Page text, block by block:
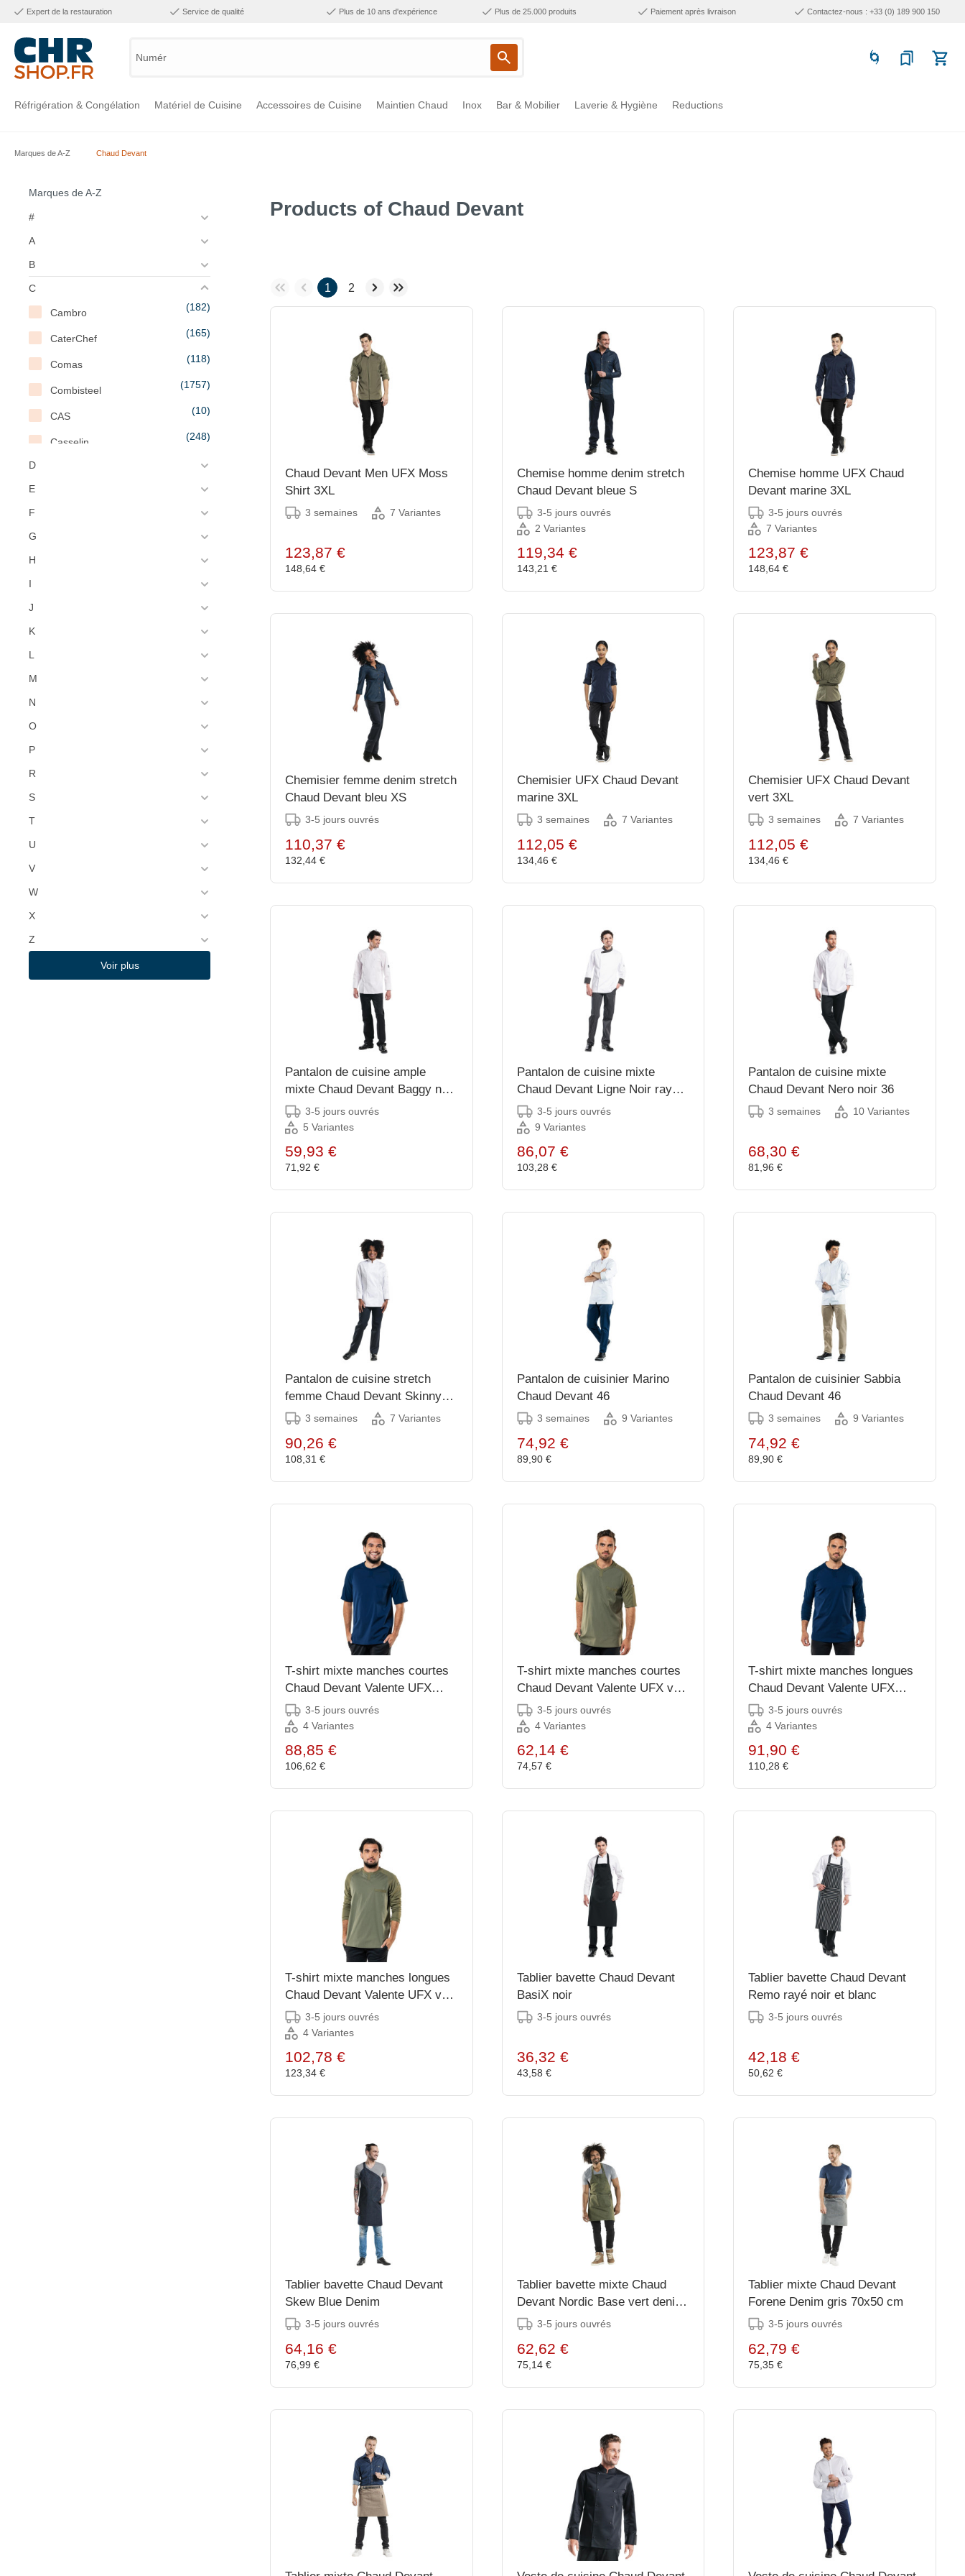
Expert de la restauration Service de qualité Plus de 10 ans d'expérience Plus de 25.000 produits Paiement après livraison Contactez-nous : +33 (0) 189 900 150
Numéro
Réfrigération & Congélation Matériel de Cuisine Accessoires de Cuisine Maintien Chaud Inox Bar & Mobilier Laverie & Hygiène Reductions
Marques de A-Z Chaud Devant
Marques de A-Z
#
A
B
C
(182)
Cambro
(165)
CaterChef
(118)
Comas
(1757)
Combisteel
(10)
CAS
(248)
Casselin
(26)
(6)
(17)
(82)
(2)
(4)
(5)
(618)
(145)
(3)
(1)
(9)
D
E
F
G
H
I
J
K
L
M
N
O
P
R
S
T
U
V
W
X
Z
Voir plus
Products of Chaud Devant
1 2
Chaud Devant Men UFX Moss
Shirt 3XL
3 semaines 7 Variantes
123,87 €
148,64 €
Chemise homme denim stretch
Chaud Devant bleue S
3-5 jours ouvrés
2 Variantes
119,34 €
143,21 €
Chemise homme UFX Chaud
Devant marine 3XL
3-5 jours ouvrés
7 Variantes
123,87 €
148,64 €
Chemisier femme denim stretch
Chaud Devant bleu XS
3-5 jours ouvrés
110,37 €
132,44 €
Chemisier UFX Chaud Devant
marine 3XL
3 semaines 7 Variantes
112,05 €
134,46 €
Chemisier UFX Chaud Devant
vert 3XL
3 semaines 7 Variantes
112,05 €
134,46 €
Pantalon de cuisine ample
mixte Chaud Devant Baggy noir
L
3-5 jours ouvrés
5 Variantes
59,93 €
71,92 €
Pantalon de cuisine mixte
Chaud Devant Ligne Noir rayé
noir et blanc 38
3-5 jours ouvrés
9 Variantes
86,07 €
103,28 €
Pantalon de cuisine mixte
Chaud Devant Nero noir 36
3 semaines 10 Variantes
68,30 €
81,96 €
Pantalon de cuisine stretch
femme Chaud Devant Skinny
noir 3XL3 semaines 7 Variantes
90,26 €
108,31 €
Pantalon de cuisinier Marino
Chaud Devant 46
3 semaines 9 Variantes
74,92 €
89,90 €
Pantalon de cuisinier Sabbia
Chaud Devant 46
3 semaines 9 Variantes
74,92 €
89,90 €
T-shirt mixte manches courtes
Chaud Devant Valente UFX
marine taille L
3-5 jours ouvrés
4 Variantes
88,85 €
106,62 €
T-shirt mixte manches courtes
Chaud Devant Valente UFX vert
taille L3-5 jours ouvrés
4 Variantes
62,14 €
74,57 €
T-shirt mixte manches longues
Chaud Devant Valente UFX
marine taille L
3-5 jours ouvrés
4 Variantes
91,90 €
110,28 €
T-shirt mixte manches longues
Chaud Devant Valente UFX vert
taille L3-5 jours ouvrés
4 Variantes
102,78 €
123,34 €
Tablier bavette Chaud Devant
BasiX noir
3-5 jours ouvrés
36,32 €
43,58 €
Tablier bavette Chaud Devant
Remo rayé noir et blanc
3-5 jours ouvrés
42,18 €
50,62 €
Tablier bavette Chaud Devant
Skew Blue Denim
3-5 jours ouvrés
64,16 €
76,99 €
Tablier bavette mixte Chaud
Devant Nordic Base vert denim
70x75 cm
3-5 jours ouvrés
62,62 €
75,14 €
Tablier mixte Chaud Devant
Forene Denim gris 70x50 cm
3-5 jours ouvrés
62,79 €
75,35 €